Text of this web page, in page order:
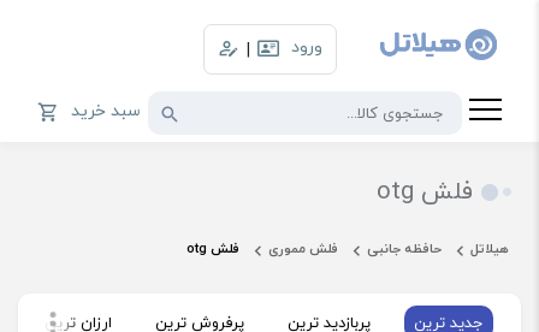
ورود |
سبد خرید
فلش otg
هیلاتل حافظه جانبی فلش مموری فلش otg
جدید ترین پربازدید ترین پرفروش ترین ارزان ترین